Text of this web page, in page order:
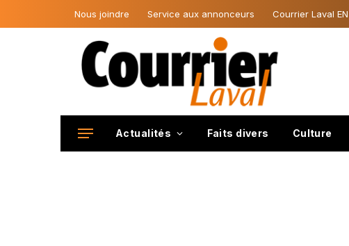
Nous joindre Service aux annonceurs Courrier Laval EN
Actualités Faits divers Culture